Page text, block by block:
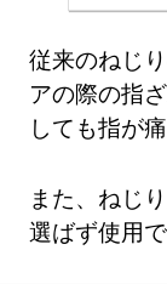
従来のねじ
アの際の指
しても指が
また、ねじ
選ばず使用で